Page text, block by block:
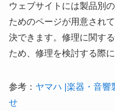
ウェブサイトには製品別
ためのページが用意され
決できます。修理に関す
ため、修理を検討する際
参考： ヤマハ |楽器・音響
せ